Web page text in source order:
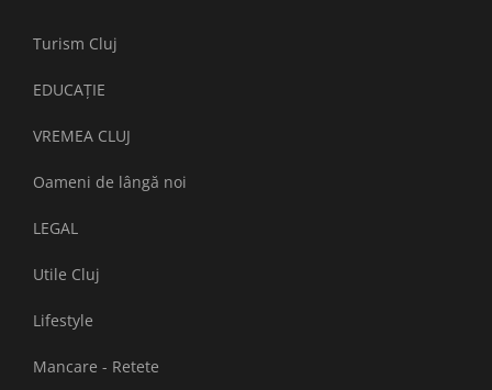
Turism Cluj
EDUCAȚIE
VREMEA CLUJ
Oameni de lângă noi
LEGAL
Utile Cluj
Lifestyle
Mancare - Retete